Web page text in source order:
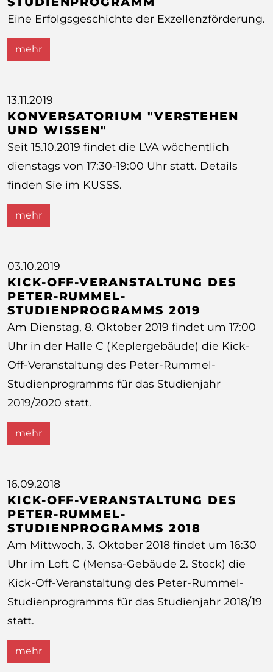
Eine Erfolgsgeschichte der Exzellenzförderung.
mehr
13.11.2019
KONVERSATORIUM "VERSTEHEN
UND WISSEN"
Seit 15.10.2019 findet die LVA wöchentlich
dienstags von 17:30-19:00 Uhr statt. Details
finden Sie im KUSSS.
mehr
03.10.2019
KICK-OFF-VERANSTALTUNG DES
PETER-RUMMEL-
STUDIENPROGRAMMS 2019
Am Dienstag, 8. Oktober 2019 findet um 17:00
Uhr in der Halle C (Keplergebäude) die Kick-
Off-Veranstaltung des Peter-Rummel-
Studienprogramms für das Studienjahr
2019/2020 statt.
mehr
16.09.2018
KICK-OFF-VERANSTALTUNG DES
PETER-RUMMEL-
STUDIENPROGRAMMS 2018
Am Mittwoch, 3. Oktober 2018 findet um 16:30
Uhr im Loft C (Mensa-Gebäude 2. Stock) die
Kick-Off-Veranstaltung des Peter-Rummel-
Studienprogramms für das Studienjahr 2018/19
statt.
mehr